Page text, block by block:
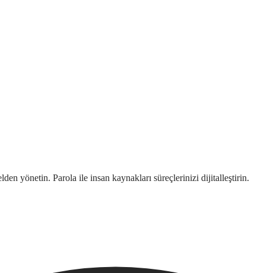
yönetin. Parola ile insan kaynakları süreçlerinizi dijitalleştirin.